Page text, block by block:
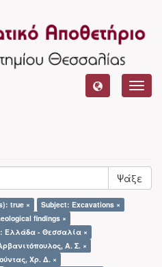
Ψάξε
true ×
Subject: Excavations ×
findings ×
Ελλάδα - Θεσσαλία ×
Α. Σ. ×
Χρ. Δ. ×